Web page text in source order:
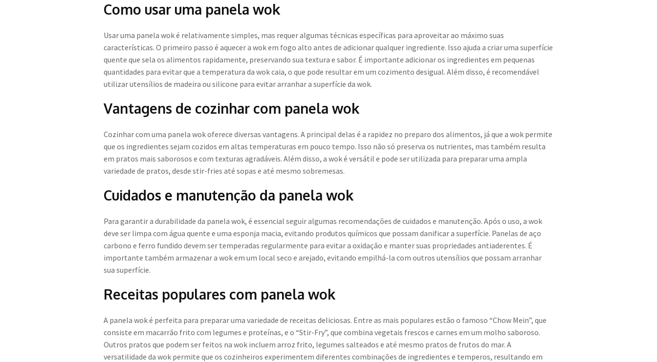
Como usar uma panela wok
Usar uma panela wok é relativamente simples, mas requer algumas técnicas específicas para aproveitar ao máximo suas
características. O primeiro passo é aquecer a wok em fogo alto antes de adicionar qualquer ingrediente. Isso ajuda a criar uma superfície
quente que sela os alimentos rapidamente, preservando sua textura e sabor. É importante adicionar os ingredientes em pequenas
quantidades para evitar que a temperatura da wok caia, o que pode resultar em um cozimento desigual. Além disso, é recomendável
utilizar utensílios de madeira ou silicone para evitar arranhar a superfície da wok.
Vantagens de cozinhar com panela wok
Cozinhar com uma panela wok oferece diversas vantagens. A principal delas é a rapidez no preparo dos alimentos, já que a wok permite
que os ingredientes sejam cozidos em altas temperaturas em pouco tempo. Isso não só preserva os nutrientes, mas também resulta
em pratos mais saborosos e com texturas agradáveis. Além disso, a wok é versátil e pode ser utilizada para preparar uma ampla
variedade de pratos, desde stir-fries até sopas e até mesmo sobremesas.
Cuidados e manutenção da panela wok
Para garantir a durabilidade da panela wok, é essencial seguir algumas recomendações de cuidados e manutenção. Após o uso, a wok
deve ser limpa com água quente e uma esponja macia, evitando produtos químicos que possam danificar a superfície. Panelas de aço
carbono e ferro fundido devem ser temperadas regularmente para evitar a oxidação e manter suas propriedades antiaderentes. É
importante também armazenar a wok em um local seco e arejado, evitando empilhá-la com outros utensílios que possam arranhar
sua superfície.
Receitas populares com panela wok
A panela wok é perfeita para preparar uma variedade de receitas deliciosas. Entre as mais populares estão o famoso “Chow Mein”, que
consiste em macarrão frito com legumes e proteínas, e o “Stir-Fry”, que combina vegetais frescos e carnes em um molho saboroso.
Outros pratos que podem ser feitos na wok incluem arroz frito, legumes salteados e até mesmo pratos de frutos do mar. A
versatilidade da wok permite que os cozinheiros experimentem diferentes combinações de ingredientes e temperos, resultando em